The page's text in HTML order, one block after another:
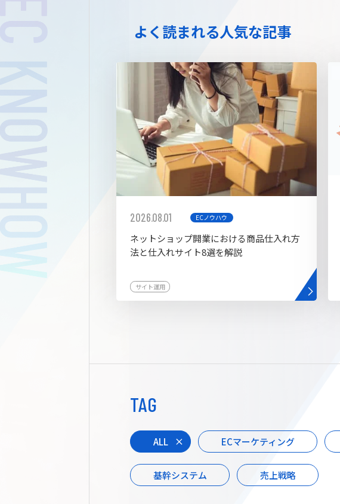
拡張プラグイン一覧
よく読まれる人気な記事
2026.08.01 ECノウハウ
ネットショップ開業における商品仕入れ方
法と仕入れサイト8選を解説
サイト運用
TAG
ALL ECマーケティング
基幹システム 売上戦略